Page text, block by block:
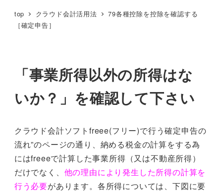
top クラウド会計活用法
79各種控除を控除を確認する
［確定申告］
「事業所得以外の所得はな
いか？」を確認して下さい
クラウド会計ソフトfreee(フリー)で行う確定申告の
流れ”のページの通り、納める税金の計算をする為
にはfreeeで計算した事業所得（又は不動産所得）
だけでなく、 他の理由により発生した所得の計算を
行う必要があります。各所得については、下図に要